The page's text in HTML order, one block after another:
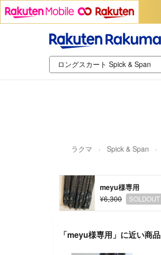
ラクマ Spick & Span
meyu様専用
¥6,300
SOLDOUT
「meyu様専用」に近い商品